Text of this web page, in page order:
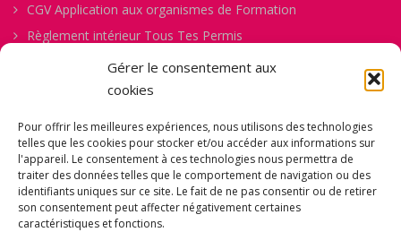
Gérer le consentement aux
cookies
Pour offrir les meilleures expériences, nous utilisons des technologies
telles que les cookies pour stocker et/ou accéder aux informations sur
l'appareil. Le consentement à ces technologies nous permettra de
traiter des données telles que le comportement de navigation ou des
identifiants uniques sur ce site. Le fait de ne pas consentir ou de retirer
son consentement peut affecter négativement certaines
caractéristiques et fonctions.
CGV Application aux organismes de Formation
Règlement intérieur Tous Tes Permis
Procédure de gestion des abandons
Politique de confidentialité
Mentions Légales
Comment ça Marche
Fiche d’Évaluation Permis B
Fiche de Pré-inscription